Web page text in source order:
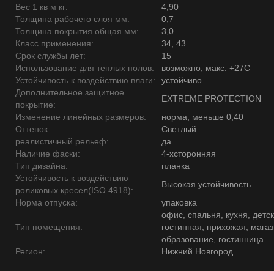
Вес 1 кв м кг:
4,90
Толщина рабочего слоя мм:
0,7
Толщина покрытия общая мм:
3,0
Класс применения:
34, 43
Срок службы лет:
15
Использование для теплых полов:
возможно, макс. +27С
Устойчивость к воздействию влаги:
устойчиво
Дополнительное защитное
покрытие:
EXTREME PROTECTION
Изменение линейных размеров:
норма, меньше 0,40
Оттенок:
Светлый
реалистичный рельеф:
да
Наличие фаски:
4-хсторонняя
Тип дизайна:
планка
Устойчивость к воздействию
роликовых кресел(ISO 4918):
Высокая устойчивость
Норма отпуска:
упаковка
Тип помещения:
офис, спальня, кухня,
гостинная, прихожая,
образование, гостинница
Регион:
Нижний Новгород